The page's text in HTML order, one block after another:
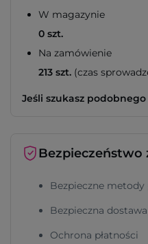
W magazynie
0 szt.
Na zamówienie
213 szt. (czas
Jeśli szukasz
Bezpieczeństwo
Bezpieczne metody
Bezpieczna dostawa
Ochrona płatności